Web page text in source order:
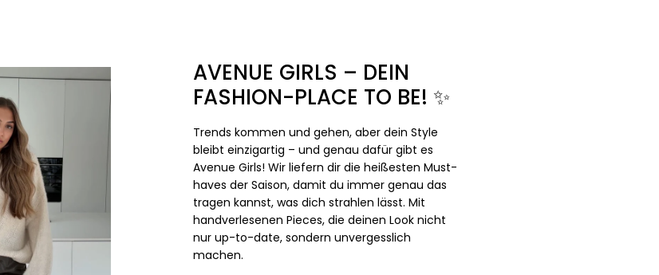
AVENUE GIRLS – DEIN
FASHION-PLACE TO BE! ✨
Trends kommen und gehen, aber dein Style
bleibt einzigartig – und genau dafür gibt es
Avenue Girls! Wir liefern dir die heißesten Must-
haves der Saison, damit du immer genau das
tragen kannst, was dich strahlen lässt. Mit
handverlesenen Pieces, die deinen Look nicht
nur up-to-date, sondern unvergesslich
machen.